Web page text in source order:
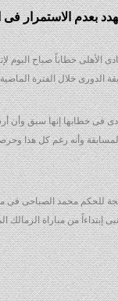
بعدم الاستمرار
الأهلى خطاباً صباح اليوم
الدورى خلال الفترة
فى خطابها إنها سبق وأن
وأنه رغم كل هذا
للحكم محمد الصباحى فى
الجارى وإستثنى النادى الأهلى مباراته القادمة مع طلائع الجيش المحدد لها السبت نظراً لضيق الوقت الذى لم